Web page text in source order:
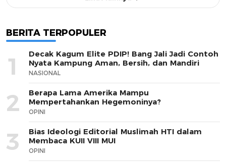
BERITA TERPOPULER
1
Decak Kagum Elite PDIP! Bang Jali Jadi Contoh
Nyata Kampung Aman, Bersih, dan Mandiri
NASIONAL
2
Berapa Lama Amerika Mampu
Mempertahankan Hegemoninya?
OPINI
3
Bias Ideologi Editorial Muslimah HTI dalam
Membaca KUII VIII MUI
OPINI